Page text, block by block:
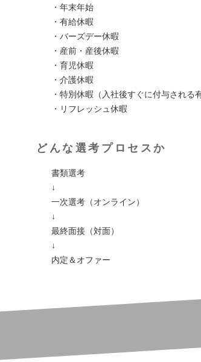
・年末年始
・有給休暇
・バーズデー休暇
・産前・産後休暇
・育児休暇
・介護休暇
・特別休暇（⼊社後すぐに付与される
・リフレッシュ休暇
どんな選考プロセスか
書類選考
↓
⼀次選考（オンライン）
↓
最終⾯接（対⾯）
↓
内定＆オファー